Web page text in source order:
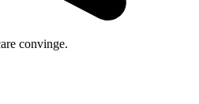
convinge.